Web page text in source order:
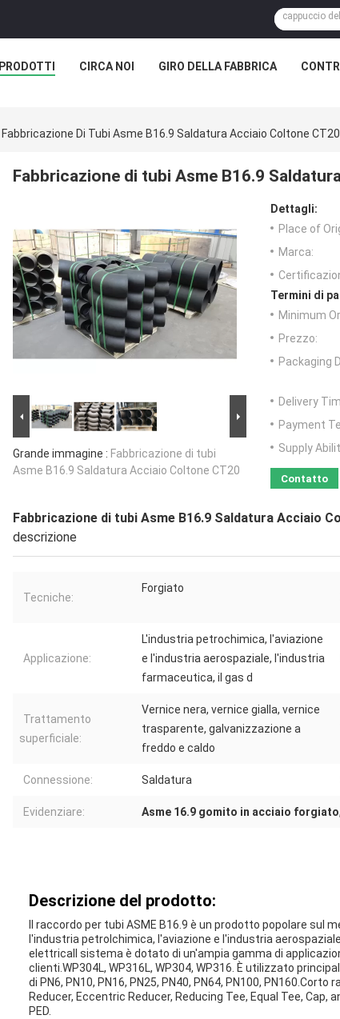
PRODOTTI CIRCA NOI GIRO DELLA FABBRICA
Fabbricazione Di Tubi Asme B16.9 Saldatura Acciaio Coltone CT20
Fabbricazione di tubi Asme B16.9
Grande immagine : Fabbricazione di tubi
Asme B16.9 Saldatura Acciaio Coltone CT20
Dettagli:
Place of
Marca:
Termini di
Minimum
Prezzo:
Packaging
Delivery
Payment
Supply
Contatto
Fabbricazione di tubi Asme B16.9 Saldatura Acciaio
descrizione
Tecniche:
Forgiato
Applicazione:
L'industria petrochimica, l'aviazione
e l'industria aerospaziale, l'industria
farmaceutica, il gas d
Trattamento
superficiale:
Vernice nera, vernice gialla, vernice
trasparente, galvanizzazione a
freddo e caldo
Connessione: Saldatura
Evidenziare: Asme 16.9 gomito in acciaio forgiato,
Descrizione del prodotto:
Il raccordo per tubi ASME B16.9 è un prodotto popolare
l'industria petrolchimica, l'aviazione e l'industria
elettricaIl sistema è dotato di un'ampia gamma di
clienti.WP304L, WP316L, WP304, WP316. È utilizzato
di PN6, PN10, PN16, PN25, PN40, PN64, PN100,
Reducer, Eccentric Reducer, Reducing Tee, Equal Tee,
PED.